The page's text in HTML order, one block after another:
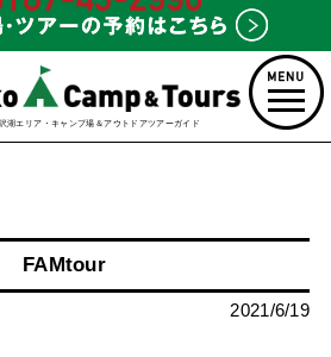
湖エリア・キャンプ場＆アウトドアツアーガイド
FAMtour
2021/6/19